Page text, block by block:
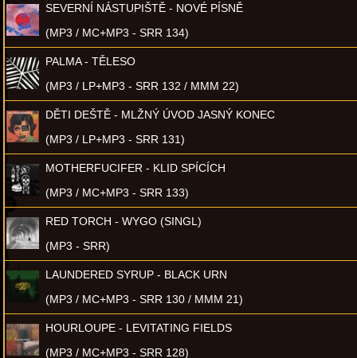
SEVERNÍ NÁSTUPIŠTĚ - NOVÉ PÍSNĚ
(MP3 / MC+MP3 - SRR 134)
PALMA - TĚLESO
(MP3 / LP+MP3 - SRR 132 / MMM 22)
DĚTI DEŠTĚ - MLŽNÝ ÚVOD JASNÝ KONEC
(MP3 / LP+MP3 - SRR 131)
MOTHERFUCIFER - KLID SPÍCÍCH
(MP3 / MC+MP3 - SRR 133)
RED TORCH - WYGO (SINGL)
(MP3 - SRR)
LAUNDERED SYRUP - BLACK URN
(MP3 / MC+MP3 - SRR 130 / MMM 21)
HOURLOUPE - LEVITATING FIELDS
(MP3 / MC+MP3 - SRR 128)